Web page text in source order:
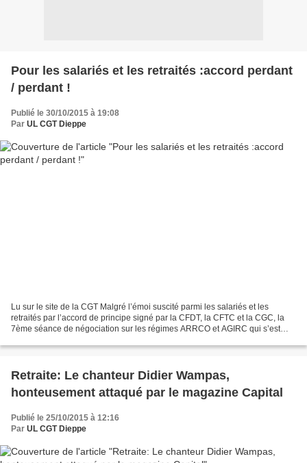
Pour les salariés et les retraités :accord perdant
/ perdant !
Publié le 30/10/2015 à 19:08
Par UL CGT Dieppe
Lu sur le site de la CGT Malgré l’émoi suscité parmi les salariés et les
retraités par l’accord de principe signé par la CFDT, la CFTC et la CGC, la
7ème séance de négociation sur les régimes ARRCO et AGIRC qui s’est
Retraite: Le chanteur Didier Wampas,
honteusement attaqué par le magazine Capital
Publié le 25/10/2015 à 12:16
Par UL CGT Dieppe